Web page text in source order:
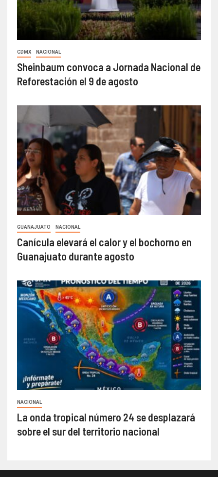
CDMX NACIONAL
Sheinbaum convoca a Jornada Nacional de
Reforestación el 9 de agosto
GUANAJUATO NACIONAL
Canícula elevará el calor y el bochorno en
Guanajuato durante agosto
NACIONAL
La onda tropical número 24 se desplazará
sobre el sur del territorio nacional